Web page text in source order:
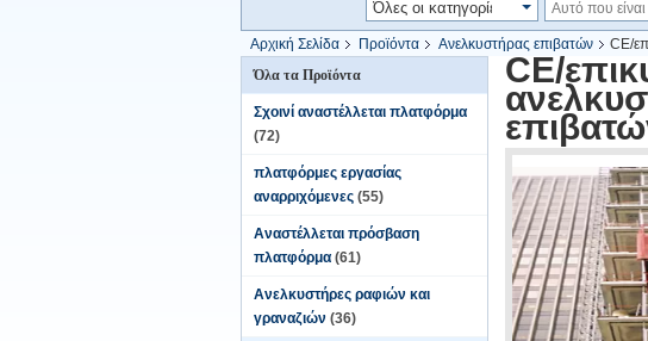
Αρχική Σελίδα Προϊόντα Ανελκυστήρας επιβατών
CE/
Όλα τα Προϊόντα
Σχοινί αναστέλλεται πλατφόρμα
(72)
πλατφόρμες εργασίας
αναρριχόμενες (55)
Αναστέλλεται πρόσβαση
πλατφόρμα (61)
Ανελκυστήρες ραφιών και
γραναζιών (36)
CE/